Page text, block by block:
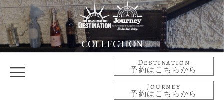
COLLECTION
Destination
予約はこちらから
Journey
予約はこちらから